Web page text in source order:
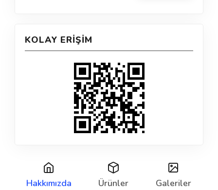
KOLAY ERIŞIM
Hakkımızda Ürünler Galeriler